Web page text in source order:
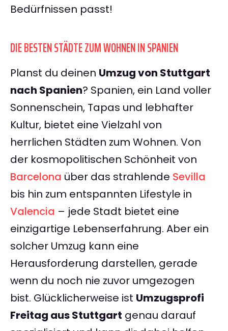
Bedürfnissen passt!
DIE BESTEN STÄDTE ZUM WOHNEN IN SPANIEN
Planst du deinen Umzug von Stuttgart
nach Spanien? Spanien, ein Land voller
Sonnenschein, Tapas und lebhafter
Kultur, bietet eine Vielzahl von
herrlichen Städten zum Wohnen. Von
der kosmopolitischen Schönheit von
Barcelona über das strahlende Sevilla
bis hin zum entspannten Lifestyle in
Valencia – jede Stadt bietet eine
einzigartige Lebenserfahrung. Aber ein
solcher Umzug kann eine
Herausforderung darstellen, gerade
wenn du noch nie zuvor umgezogen
bist. Glücklicherweise ist Umzugsprofi
Freitag aus Stuttgart genau darauf